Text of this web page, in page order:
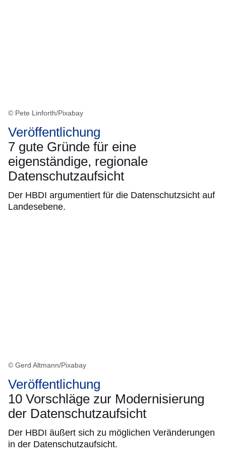
© Pete Linforth/Pixabay
Veröffentlichung
7 gute Gründe für eine
eigenständige, regionale
Datenschutzaufsicht
Der HBDI argumentiert für die Datenschutzsicht auf
Landesebene.
© Gerd Altmann/Pixabay
Veröffentlichung
10 Vorschläge zur Modernisierung
der Datenschutzaufsicht
Der HBDI äußert sich zu möglichen Veränderungen
in der Datenschutzaufsicht.